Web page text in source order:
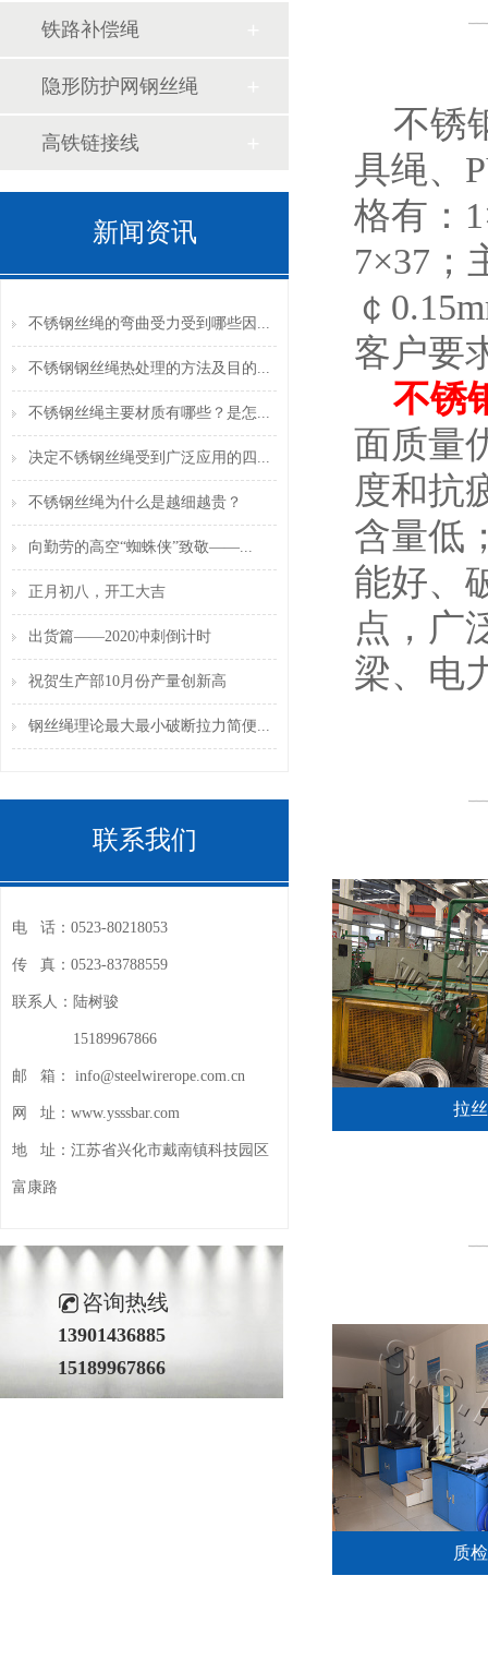
铁路补偿绳
隐形防护网钢丝绳
高铁链接线
新闻资讯
不锈钢丝绳的弯曲受力受到哪些因...
不锈钢钢丝绳热处理的方法及目的...
不锈钢丝绳主要材质有哪些？是怎...
决定不锈钢丝绳受到广泛应用的四...
不锈钢丝绳为什么是越细越贵？
向勤劳的高空“蜘蛛侠”致敬——...
正月初八，开工大吉
出货篇——2020冲刺倒计时
祝贺生产部10月份产量创新高
钢丝绳理论最大最小破断拉力简便...
联系我们
电 话： 0523-80218053
传 真： 0523-83788559
联系人： 陆树骏
15189967866
邮 箱： info@steelwirerope.com.cn
网 址： www.ysssbar.com
地 址： 江苏省兴化市戴南镇科技园区
富康路
咨询热线
13901436885
15189967866
不锈
具绳、
格有：
7×37；
￠
客户要
不锈
面质量
度和抗
含量低
能好、
点，广
梁、电
拉
质